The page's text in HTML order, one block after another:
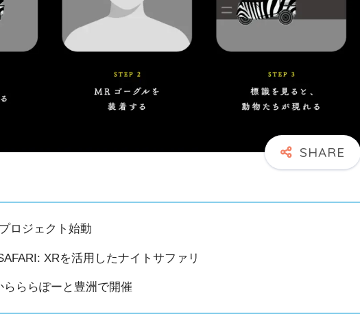
ロジェクト始動
XRを活用したナイトサファリ
らららぽーと豊洲で開催